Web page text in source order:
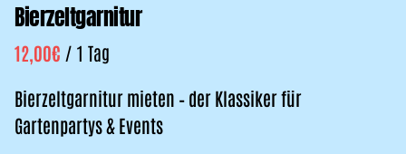
Bierzeltgarnitur
/
Bierzeltgarnitur mieten – der Klassiker für
Gartenpartys & Events